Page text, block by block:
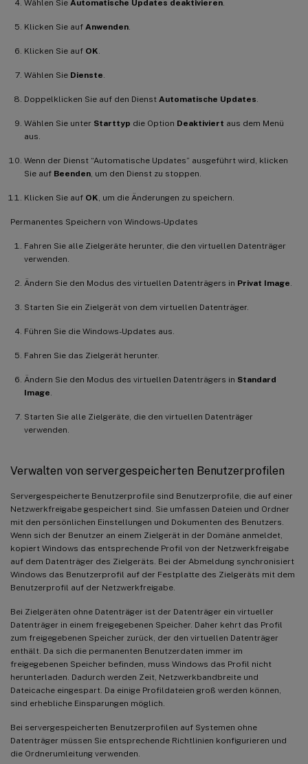
Wählen Sie Automatische Updates deaktivieren
Klicken Sie auf Anwenden
Klicken Sie auf OK
Wählen Sie Dienste
Doppelklicken Sie auf den Dienst Automatische Updates
Wählen Sie unter Starttyp die Option Deaktiviert aus dem Menü
aus.
Wenn der Dienst “Automatische Updates” ausgeführt wird, klicken
Sie auf Beenden , um den Dienst zu stoppen.
Klicken Sie auf OK , um die Änderungen zu speichern.
Permanentes Speichern von Windows-Updates
Fahren Sie alle Zielgeräte herunter, die den virtuellen Datenträger
verwenden.
Ändern Sie den Modus des virtuellen Datenträgers in Privat Image
Starten Sie ein Zielgerät von dem virtuellen Datenträger.
Führen Sie die Windows-Updates aus.
Fahren Sie das Zielgerät herunter.
Ändern Sie den Modus des virtuellen Datenträgers in Standard
Image
Starten Sie alle Zielgeräte, die den virtuellen Datenträger
verwenden.
Verwalten von servergespeicherten Benutzerprofilen
Servergespeicherte Benutzerprofile sind Benutzerprofile, die auf einer
Netzwerkfreigabe gespeichert sind. Sie umfassen Dateien und Ordner
mit den persönlichen Einstellungen und Dokumenten des Benutzers.
Wenn sich der Benutzer an einem Zielgerät in der Domäne anmeldet,
kopiert Windows das entsprechende Profil von der Netzwerkfreigabe
auf dem Datenträger des Zielgeräts. Bei der Abmeldung synchronisiert
Windows das Benutzerprofil auf der Festplatte des Zielgeräts mit dem
Benutzerprofil auf der Netzwerkfreigabe.
Bei Zielgeräten ohne Datenträger ist der Datenträger ein virtueller
Datenträger in einem freigegebenen Speicher. Daher kehrt das Profil
zum freigegebenen Speicher zurück, der den virtuellen Datenträger
enthält. Da sich die permanenten Benutzerdaten immer im
freigegebenen Speicher befinden, muss Windows das Profil nicht
herunterladen. Dadurch werden Zeit, Netzwerkbandbreite und
Dateicache eingespart. Da einige Profildateien groß werden können,
sind erhebliche Einsparungen möglich.
Bei servergespeicherten Benutzerprofilen auf Systemen ohne
Datenträger müssen Sie entsprechende Richtlinien konfigurieren und
die Ordnerumleitung verwenden.